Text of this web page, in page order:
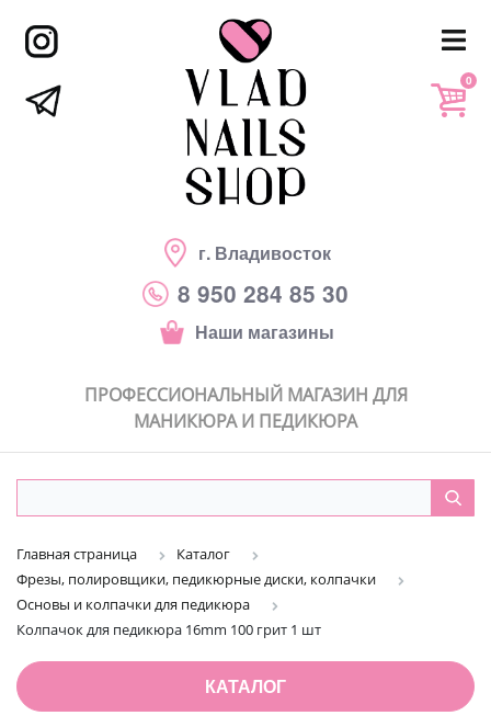
г. Владивосток
8 950 284 85 30
Наши магазины
0
ПРОФЕССИОНАЛЬНЫЙ МАГАЗИН ДЛЯ
МАНИКЮРА И ПЕДИКЮРА
Главная страница
Каталог
Фрезы, полировщики, педикюрные диски, колпачки
Основы и колпачки для педикюра
Колпачок для педикюра 16mm 100 грит 1 шт
КАТАЛОГ